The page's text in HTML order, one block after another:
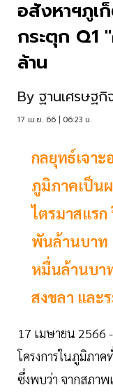
อสังหาฯภูเ
กระตุก Q1
ล้าน
By ฐานเศรษฐกิ
17 เม.ย. 66 | 06:23 น.
กลยุทธ์เจาะ
ภูมิภาคเป็น
ไตรมาสแรก
พันล้านบาท
หมื่นล้านบา
สงขลา และ
17 เมษายน 2566
โครงการในภูมิภา
ซึ่งพบว่า จากสภา